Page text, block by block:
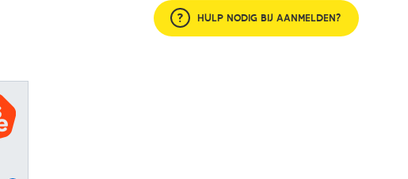
HULP NODIG BIJ AANMELDEN?